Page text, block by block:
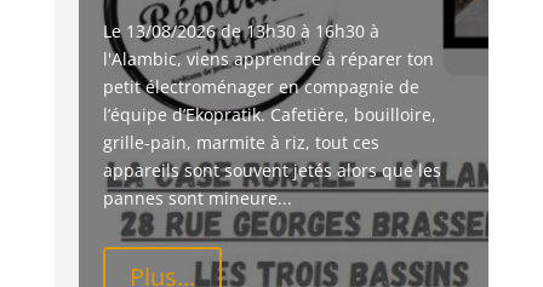
Le 13/08/2026 de 13h30 à 16h30 à
l'Alambic, viens apprendre à réparer ton
petit électroménager en compagnie de
l’équipe d’Ekopratik. Cafetière, bouilloire,
grille-pain, marmite à riz, tout ces
appareils sont souvent jetés alors que les
pannes sont mineure...
Plus...